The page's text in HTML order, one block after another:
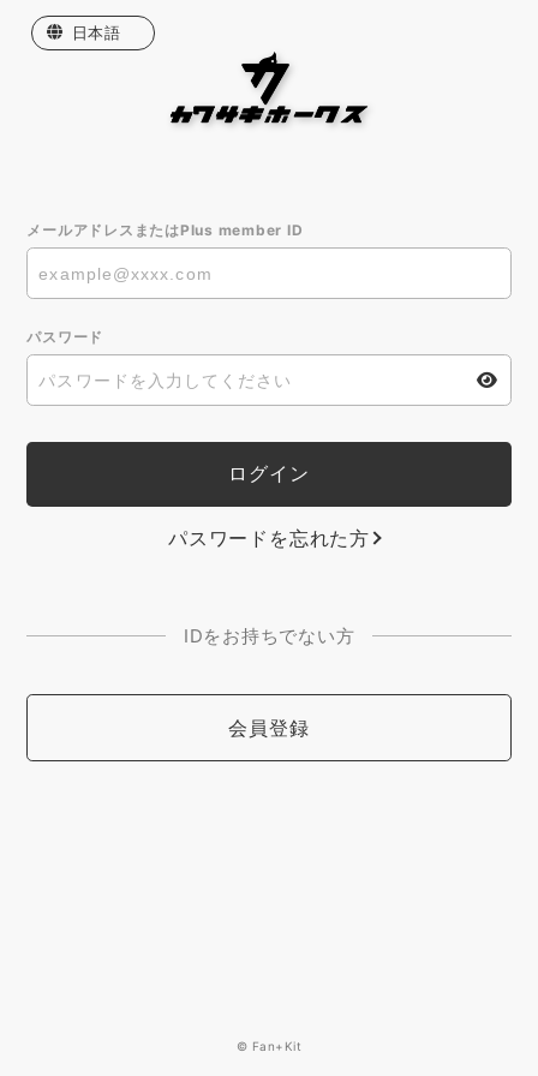
日本語
メールアドレスまたはPlus member ID
パスワード
パスワードを忘れた方
IDをお持ちでない方
会員登録
© Fan+Kit